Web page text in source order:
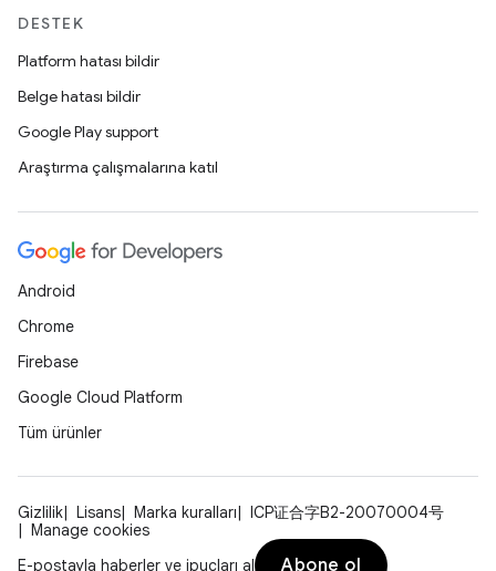
DESTEK
Platform hatası bildir
Belge hatası bildir
Google Play support
Araştırma çalışmalarına katıl
Android
Chrome
Firebase
Google Cloud Platform
Tüm ürünler
Gizlilik Lisans Marka kuralları
ICP证合字B2-20070004号
Manage cookies
E-postayla haberler ve ipuçları al
Abone ol